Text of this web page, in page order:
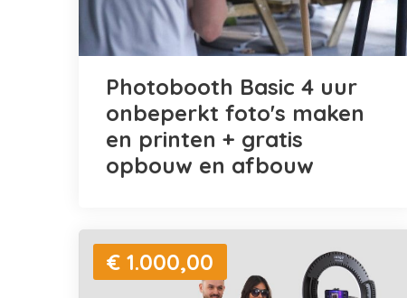
Photobooth Basic 4 uur
onbeperkt foto's maken
en printen + gratis
opbouw en afbouw
€ 1.000,00